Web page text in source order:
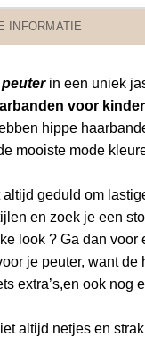
INFORMATIE
in een uniek
voor
hippe
mooiste mode
altijd geduld om
en zoek je een
look ? Ga dan voor
je peuter, want de
extra’s,en ook nog
altijd netjes en